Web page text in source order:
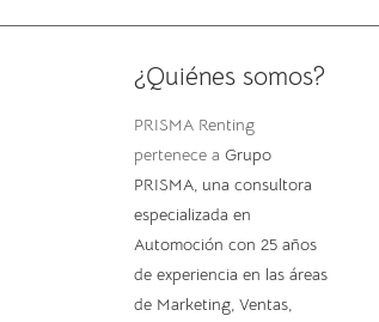
¿Quiénes somos?
PRISMA Renting
pertenece a Grupo
PRISMA, una consultora
especializada en
Automoción con 25 años
de experiencia en las áreas
de Marketing, Ventas,